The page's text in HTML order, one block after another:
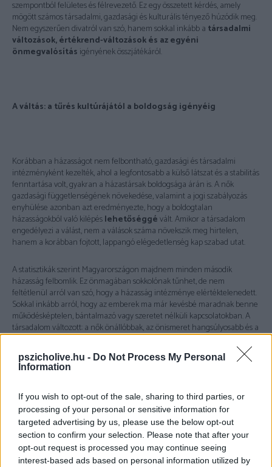
pszicholive.hu - Do Not Process My Personal
Information
If you wish to opt-out of the sale, sharing to third parties, or
processing of your personal or sensitive information for
targeted advertising by us, please use the below opt-out
section to confirm your selection. Please note that after your
opt-out request is processed you may continue seeing
interest-based ads based on personal information utilized by
szempontból felületes és félrevezető. Ez egy összetett kérdés, amely
mögött számos társadalmi, gazdasági és kulturális tényező húzódik meg.
Nem egyszerűen divatról van szó, hanem sokkal inkább a társadalmi
változások, értékrend-változások és az egyéni
önmegvalósítás igényének összjátékáról.
A váltás: a tűrés kultúrájától a boldogság igényéig
Korábban a házasságot nem felbontható, gazdasági és társadalmi
intézményként kezelték, ahol a legfontosabb a külső látszat és a stabilitás
fenntartása volt, gyakran a házastársak boldogsága árán is. A nők
gazdasági függetlenségének növekedése, valamint a jogi szabályozás
enyhülése azonban azt eredményezte, hogy a boldogtalan
házasságokból való kilépéslehetőséggévált. Amikor a társadalom
engedélyezi a válást, nem a válások száma növekszik meg hirtelen,
hanem a korábban fojtott, lappangó elégedetlenség kap szabad utat.
A statisztikák szerint Magyarországon majdnem minden második
házasság felbomlik. Ez önmagában sokkolónak tűnhet, de nem
feltétlenül arról van szó, hogy a házasság intézménye elértéktelenedett.
Sokkal inkább arról, hogy az emberek ma már kevésbé maradnak benne
működésképtelen, bántalmazó vagy szeretet nélküli kapcsolatokban. A
társadalom változott: a nők önállóbbak, az önismeret hangsúlyosabb és a
mentális egészség fontossága is erősebben jelen van a közbeszédben.
Ezzel együtt nő a tudatosság arról is, hogy egy rossz házasság
hosszútávon káros lehet a gyermekekre és a felnőttekre egyaránt.
A „divat” szó tehát félrevezető. A válás nem trend, hanem
válasz
élethelyzetre, amelyben a kapcsolat már nem szolgálja a felek fejlődését
vagy éppen ártalmas a családtagok számára. Ugyanakkor fontos
megérteni, hogy a válás nem pusztán jogi aktus, hanempszichológiai
folyamat is egyben: érzelmi leválás, veszteség, gyász, újraépülés. A
látszólag könnyed elengedés mögött gyakran hosszú, fájdalmas belső
munka áll.